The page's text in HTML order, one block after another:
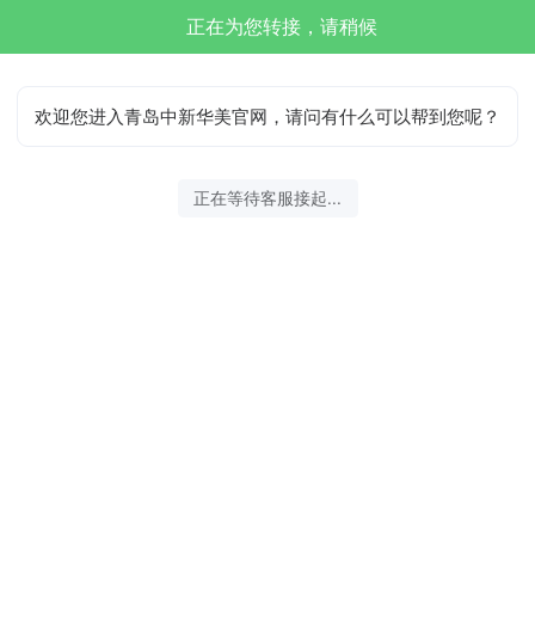
正在为您转接，请稍候
欢迎您进入青岛中新华美官网，请问有什么可以帮到您呢？
正在等待客服接起...